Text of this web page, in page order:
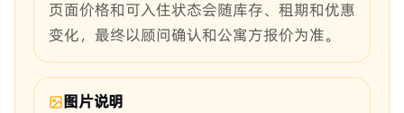
页面价格和可入住状态会随库存、租期和优惠
变化，最终以顾问确认和公寓方报价为准。
图片说明